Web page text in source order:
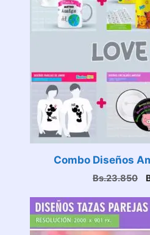
Combo Diseños
Bs.23.850